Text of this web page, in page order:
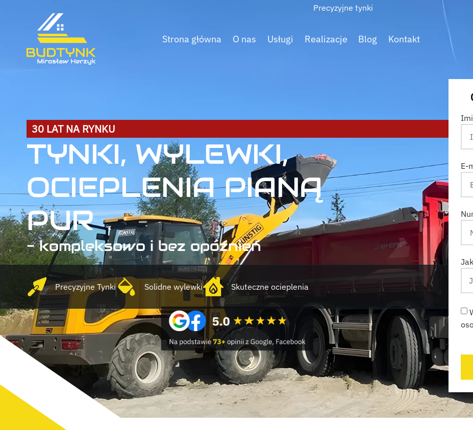
Precyzyjne tynki
Strona główna O nas Usługi Realizacje Blog Kontakt
Precyzyjne Tynki Solidne wylewki Skuteczne ocieplenia
30 LAT NA RYNKU
TYNKI, WYLEWKI,
OCIEPLENIA PIANĄ
PUR
- kompleksowo i bez opóźnień
E-